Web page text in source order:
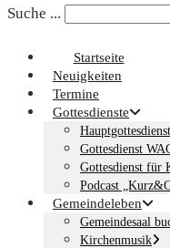
Suche ...
Startseite
Neuigkeiten
Termine
Gottesdienste
Hauptgottesdienst
Gottesdienst
Gottesdienst für
Podcast
Gemeindeleben
Gemeindesaal
Kirchenmusik